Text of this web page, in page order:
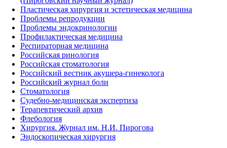
Пластическая хирургия и эстетическая медицина
Проблемы репродукции
Проблемы эндокринологии
Профилактическая медицина
Респираторная медицина
Российская ринология
Российская стоматология
Российский вестник акушера-гинеколога
Российский журнал боли
Стоматология
Судебно-медицинская экспертиза
Терапевтический архив
Флебология
Хирургия. Журнал им. Н.И. Пирогова
Эндоскопическая хирургия